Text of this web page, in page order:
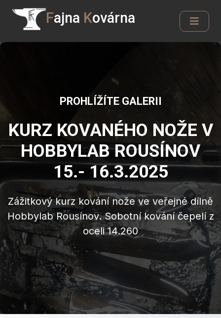
Fajna Kovárna
PROHLÍŽÍTE GALERII
KURZ KOVANÉHO NOŽE V
HOBBYLAB ROUSÍNOV
15.- 16.3.2025
Zážitkový kurz kování nože ve veřejné dílně
Hobbylab Rousínov. Sobotní kování čepelí z
oceli 14.260